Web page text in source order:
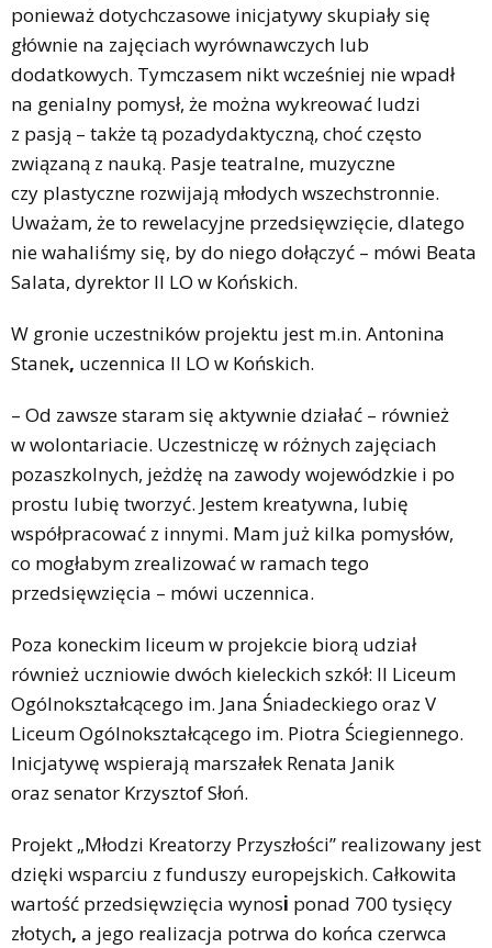
ponieważ dotychczasowe inicjatywy skupiały się
głównie na zajęciach wyrównawczych lub
dodatkowych. Tymczasem nikt wcześniej nie wpadł
na genialny pomysł, że można wykreować ludzi
z pasją – także tą pozadydaktyczną, choć często
związaną z nauką. Pasje teatralne, muzyczne
czy plastyczne rozwijają młodych wszechstronnie.
Uważam, że to rewelacyjne przedsięwzięcie, dlatego
nie wahaliśmy się, by do niego dołączyć – mówi Beata
Salata, dyrektor II LO w Końskich.
W gronie uczestników projektu jest m.in. Antonina
Stanek, uczennica II LO w Końskich.
– Od zawsze staram się aktywnie działać – również
w wolontariacie. Uczestniczę w różnych zajęciach
pozaszkolnych, jeżdżę na zawody wojewódzkie i po
prostu lubię tworzyć. Jestem kreatywna, lubię
współpracować z innymi. Mam już kilka pomysłów,
co mogłabym zrealizować w ramach tego
przedsięwzięcia – mówi uczennica.
Poza koneckim liceum w projekcie biorą udział
również uczniowie dwóch kieleckich szkół: II Liceum
Ogólnokształcącego im. Jana Śniadeckiego oraz V
Liceum Ogólnokształcącego im. Piotra Ściegiennego.
Inicjatywę wspierają marszałek Renata Janik
oraz senator Krzysztof Słoń.
Projekt „Młodzi Kreatorzy Przyszłości” realizowany jest
dzięki wsparciu z funduszy europejskich. Całkowita
wartość przedsięwzięcia wynosi ponad 700 tysięcy
złotych, a jego realizacja potrwa do końca czerwca